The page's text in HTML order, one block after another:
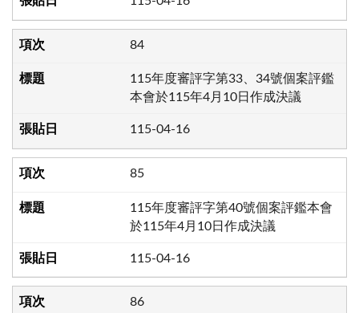
84
115年度審評字第33、34號個案評鑑
本會於115年4月10日作成決議
115-04-16
85
115年度審評字第40號個案評鑑本會
於115年4月10日作成決議
115-04-16
86